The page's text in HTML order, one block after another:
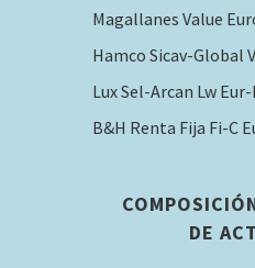
Magallanes Value
Hamco Sicav-Global
Lux Sel-Arcan Lw Eur-
B&H Renta Fija Fi-C
DE